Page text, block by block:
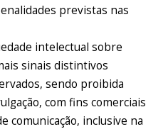
previstas nas
intelectual sobre
sinais distintivos
sendo proibida
com fins comerciais
comunicação, inclusive na